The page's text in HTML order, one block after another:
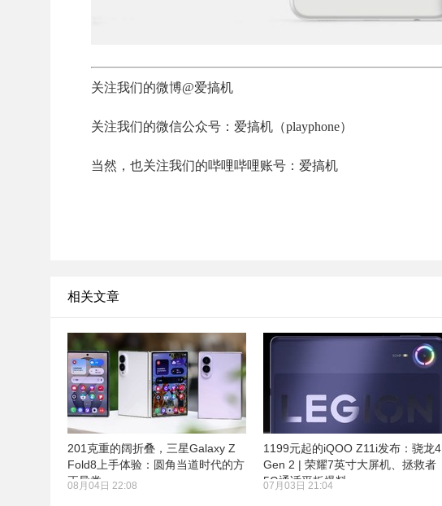
关注我们的微博@爱搞机
关注我们的微信公众号：爱搞机（playphone）
当然，也关注我们的哔哩哔哩账号：爱搞机
相关文章
201克重的阔折叠，三星Galaxy Z
Fold8上手体验：圆角当道时代的方
正异类
08月04日 22:08
1199元起的iQOO Z11i发布：骁龙4
Gen 2 | 荣耀7英寸大屏机、拯救者
5G通话平板爆料
07月03日 21:04